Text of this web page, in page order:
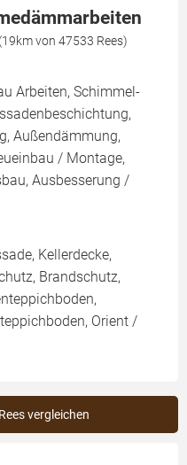
von 47533 Rees)
Arbeiten, Schimmel-
Außendämmung,
/ Montage,
Ausbesserung /
Kellerdecke,
Brandschutz,
Orient /
vergleichen